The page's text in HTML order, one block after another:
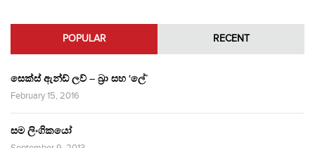
POPULAR RECENT
සෙක්ස් ඇන්ඩ් ලව් – බ්‍රා සහ ‘ලේ’
February 15, 2016
සම ලිංගිකයෝ